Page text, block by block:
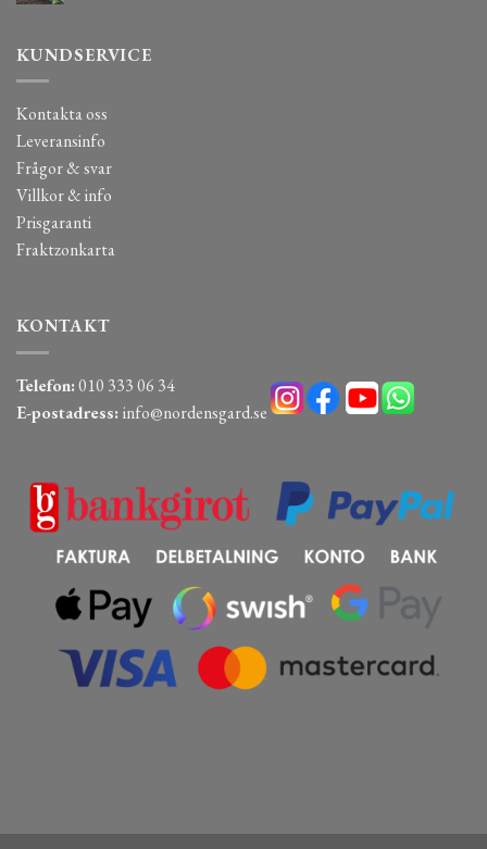
KUNDSERVICE
Kontakta oss
Leveransinfo
Frågor & svar
Villkor & info
Prisgaranti
Fraktzonkarta
KONTAKT
Telefon:010 333 06 34
E-postadress: info@nordensgard.se